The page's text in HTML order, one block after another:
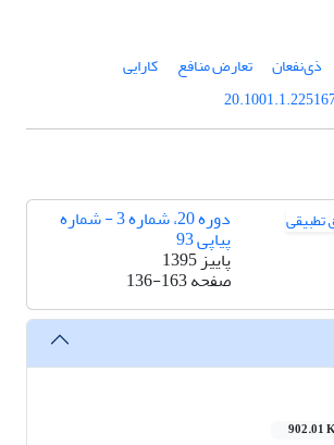
ذی‌نفعان تعارض منافع
کارایی
دوره 20، شماره 3 - شماره
پیاپی 93
پاییز 1395
صفحه136-163
902.01